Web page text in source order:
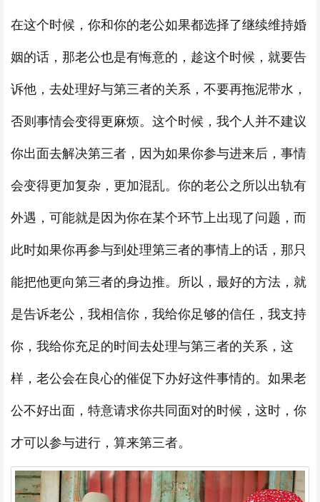
在这个时候，你和你的老公如果都选择了继续维持婚
姻的话，那老公也是有悔意的，趁这个时候，就要告
诉他，去处理好与第三者的关系，不要再拖泥带水，
否则事情会变得更麻烦。这个时候，我个人并不建议
你出面去解决第三者，因为如果你参与进来后，事情
会变得更加复杂，更加混乱。你的老公之所以出轨有
外遇，可能就是因为你在某个环节上出现了问题，而
此时如果你再参与到处理第三者的事情上的话，那只
能把他更向第三者的身边推。所以，最好的方法，就
是告诉老公，我相信你，我给你足够的信任，我支持
你，我给你充足的时间去处理与第三者的关系，这
样，老公会在良心的催促下办好这件事情的。如果老
公不好出面，特意请求你共同面对的时候，这时，你
才可以参与进行，算来第三者。